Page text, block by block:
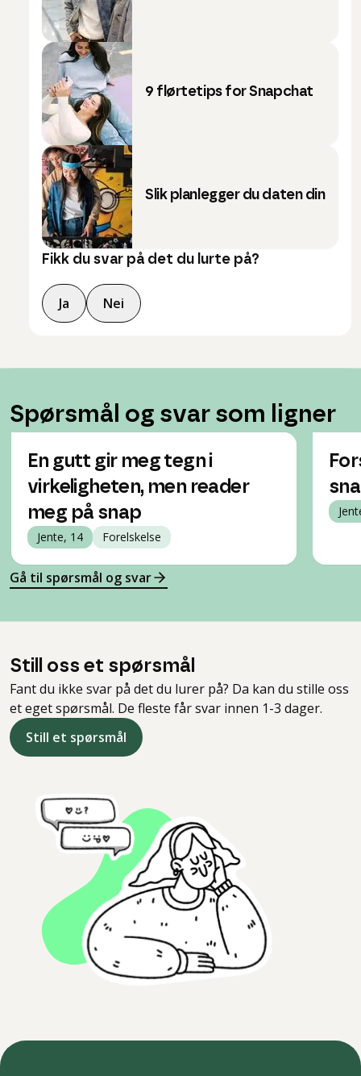
9 flørtetips for Snapchat
Slik planlegger du daten din
Fikk du svar på det du lurte på?
Ja Nei
Spørsmål og svar som ligner
En gutt gir meg tegn i
virkeligheten, men reader
meg på snap
Jente, 14 Forelskelse
Gå til spørsmål og svar
Still oss et spørsmål
Fant du ikke svar på det du lurer på? Da kan du stille oss
et eget spørsmål. De fleste får svar innen 1-3 dager.
Still et spørsmål